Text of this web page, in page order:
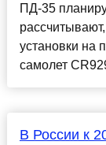
ПД-35
установки на
самолет
В России к